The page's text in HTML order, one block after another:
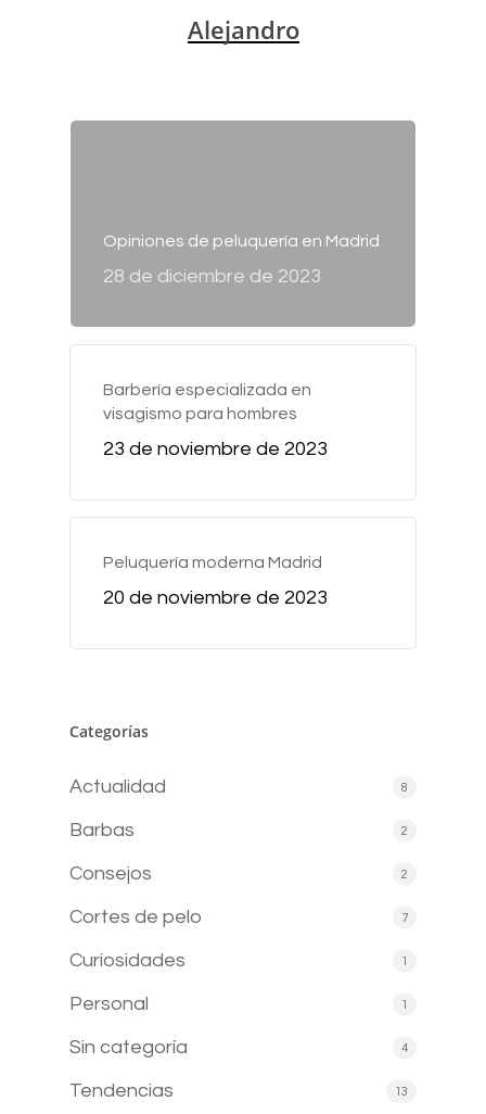
Alejandro
Opiniones de peluquería en Madrid
28 de diciembre de 2023
Barbería especializada en
visagismo para hombres
23 de noviembre de 2023
Peluquería moderna Madrid
20 de noviembre de 2023
Categorías
Actualidad 8
Barbas 2
Consejos 2
Cortes de pelo 7
Curiosidades 1
Personal 1
Sin categoría 4
Tendencias 13